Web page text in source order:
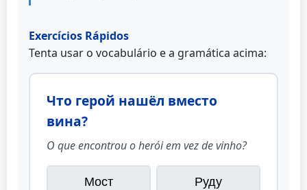
Exercícios Rápidos
Tenta usar o vocabulário e a gramática acima:
Что герой нашёл вместо
вина?
O que encontrou o herói em vez de vinho?
Мост Руду